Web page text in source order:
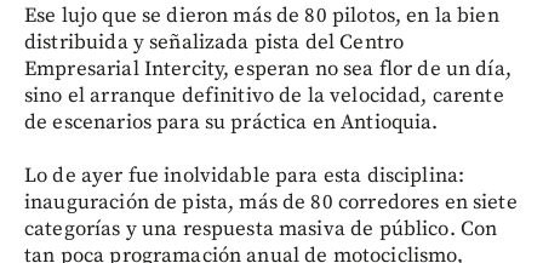
Ese lujo que se dieron más de 80 pilotos, en la bien
distribuida y señalizada pista del Centro
Empresarial Intercity, esperan no sea flor de un día,
sino el arranque definitivo de la velocidad, carente
de escenarios para su práctica en Antioquia.
Lo de ayer fue inolvidable para esta disciplina:
inauguración de pista, más de 80 corredores en siete
categorías y una respuesta masiva de público. Con
tan poca programación anual de motociclismo,